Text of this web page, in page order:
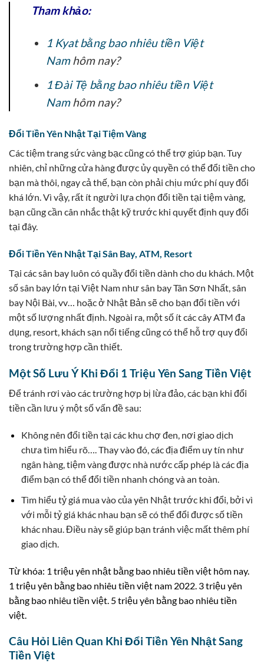
Tham khảo:
1 Kyat bằng bao nhiêu tiền Việt
Namhôm nay?
1 Đài Tệ bằng bao nhiêu tiền Việt
Namhôm nay?
Đổi Tiền Yên Nhật Tại Tiệm Vàng
Các tiệm trang sức vàng bạc cũng có thể trợ giúp bạn. Tuy
nhiên, chỉ những cửa hàng được ủy quyền có thể đổi tiền cho
bạn mà thôi, ngay cả thế, bạn còn phải chịu mức phí quy đổi
khá lớn. Vì vậy, rất ít người lựa chọn đổi tiền tại tiệm vàng,
bạn cũng cần cân nhắc thật kỹ trước khi quyết định quy đổi
tại đây.
Đổi Tiền Yên Nhật Tại Sân Bay, ATM, Resort
Tại các sân bay luôn có quầy đổi tiền dành cho du khách. Một
số sân bay lớn tại Việt Nam như sân bay Tân Sơn Nhất, sân
bay Nội Bài, vv… hoặc ở Nhật Bản sẽ cho bạn đổi tiền với
một số lượng nhất định. Ngoài ra, một số ít các cây ATM đa
dụng, resort, khách sạn nổi tiếng cũng có thể hỗ trợ quy đổi
trong trường hợp cần thiết.
Một Số Lưu Ý Khi Đổi 1 Triệu Yên Sang Tiền Việt
Để tránh rơi vào các trường hợp bị lừa đảo, các bạn khi đổi
tiền cần lưu ý một số vấn đề sau:
Không nên đổi tiền tại các khu chợ đen, nơi giao dịch
chưa tìm hiểu rõ…. Thay vào đó, các địa điểm uy tín như
ngân hàng, tiệm vàng được nhà nước cấp phép là các địa
điểm bạn có thể đổi tiền nhanh chóng và an toàn.
Tìm hiểu tỷ giá mua vào của yên Nhật trước khi đổi, bởi vì
với mỗi tỷ giá khác nhau bạn sẽ có thể đổi được số tiền
khác nhau. Điều này sẽ giúp bạn tránh việc mất thêm phí
giao dịch.
Từ khóa: 1 triệu yên nhật bằng bao nhiêu tiền việt hôm nay.
1 triệu yên bằng bao nhiêu tiền việt nam 2022. 3 triệu yên
bằng bao nhiêu tiền việt. 5 triệu yên bằng bao nhiêu tiền
việt.
Câu Hỏi Liên Quan Khi Đổi Tiền Yên Nhật Sang
Tiền Việt